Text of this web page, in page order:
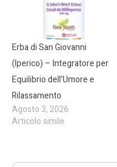
Erba di San Giovanni
(Iperico) – Integratore per
Equilibrio dell’Umore e
Rilassamento
Agosto 3, 2026
Articolo simile